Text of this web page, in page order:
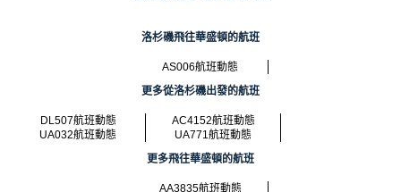
洛杉磯飛往華盛頓的航班
AS006航班動態
更多從洛杉磯出發的航班
DL507航班動態
AC4152航班動態
UA032航班動態
UA771航班動態
更多飛往華盛頓的航班
AA3835航班動態